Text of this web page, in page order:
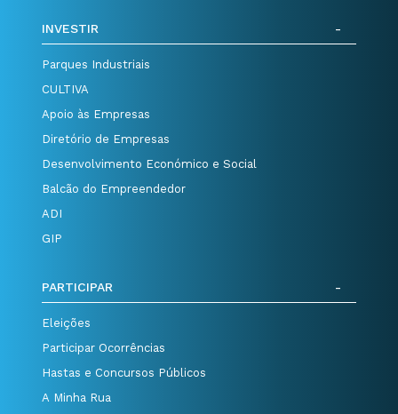
INVESTIR
Parques Industriais
CULTIVA
Apoio às Empresas
Diretório de Empresas
Desenvolvimento Económico e Social
Balcão do Empreendedor
ADI
GIP
PARTICIPAR
Eleições
Participar Ocorrências
Hastas e Concursos Públicos
A Minha Rua